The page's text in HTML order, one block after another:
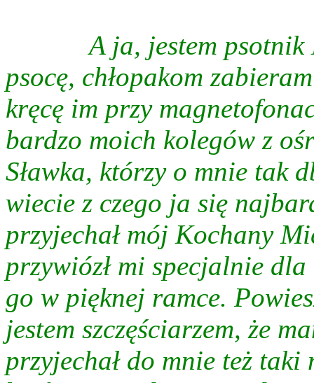
A ja, jestem
psocę, chłopakom
kręcę im przy
bardzo moich kolegów z
Sławka, którzy o mnie
wiecie z czego ja się
przyjechał mój Kochany
przywiózł mi specjalnie
go w pięknej ramce.
jestem szczęściarzem, że
przyjechał do mnie też taki